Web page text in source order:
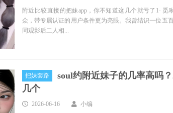
附近比较直接的把妹app，你不知道这几个就亏了1·
众，带专属认证的用户条件更为亮眼。我曾结识一位五
同观影后二人相...
把妹套路
soul约附近妹子的几率高吗
几个
2026-06-16 小编